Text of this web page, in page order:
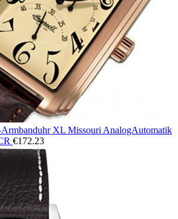
XL Missouri AnalogAutomatik
€172.23